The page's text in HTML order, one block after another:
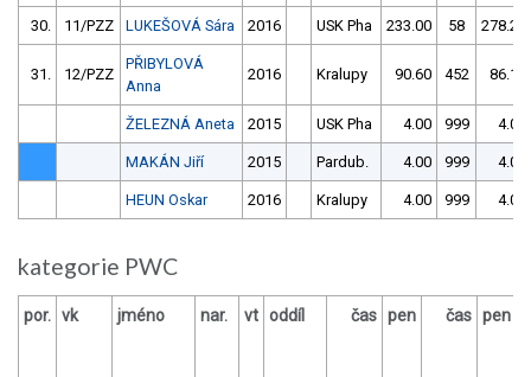
30. 11/PZZ LUKEŠOVÁ Sára 2016 USK Pha 233.00 58 278.20
31. 12/PZZ
PŘIBYLOVÁ
Anna
2016 Kralupy 90.60 452 86.10
ŽELEZNÁ Aneta 2015 USK Pha 4.00 999 4.00
MAKÁN Jiří 2015 Pardub. 4.00 999 4.00
HEUN Oskar 2016 Kralupy 4.00 999 4.00
kategorie PWC
por. vk jméno nar. vt oddíl čas pen čas pen